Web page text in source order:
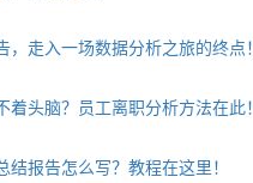
走入一场数据分析之旅的终点！
头脑？员工离职分析方法在此！
报告怎么写？教程在这里！